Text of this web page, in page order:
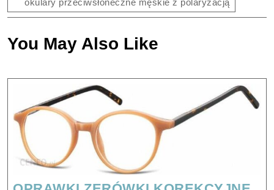
okulary przeciwsłoneczne męskie z polaryzacją
You May Also Like